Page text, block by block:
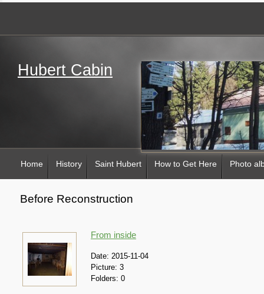
Hubert Cabin
Home History Saint Hubert How to Get Here Photo
Before Reconstruction
From inside
Date: 2015-11-04
Picture: 3
Folders: 0